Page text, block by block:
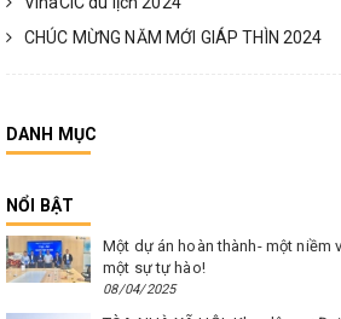
CHÚC MỪNG NĂM MỚI GIÁP THÌN 2024
DANH MỤC
NỔI BẬT
Một dự án hoàn thành- một niềm
một sự tự hào!
08/04/2025